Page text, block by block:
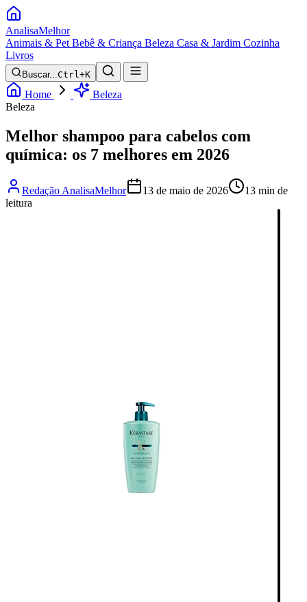
AnalisaMelhor
Animais & Pet Bebê & Criança Beleza Casa & Jardim Cozinha
Livros
Buscar...Ctrl+K
Home
Beleza
Beleza
Melhor shampoo para cabelos com
química: os 7 melhores em 2026
Redação AnalisaMelhor 13 de maio de 2026
13 min de
leitura